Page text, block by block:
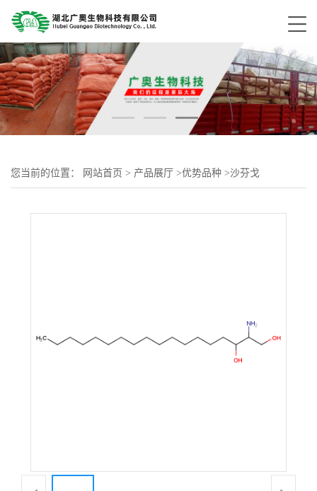
您当前的位置： 网站首页 > 产品展厅 >优势品种 >沙芬戈